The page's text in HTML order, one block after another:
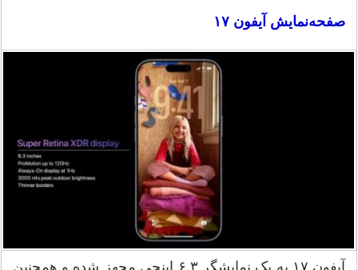
صفحه‌نمایش آیفون ۱۷
آیفون ۱۷ به یک نمایشگر ۶.۳ اینچی مجهز شده و همچنین